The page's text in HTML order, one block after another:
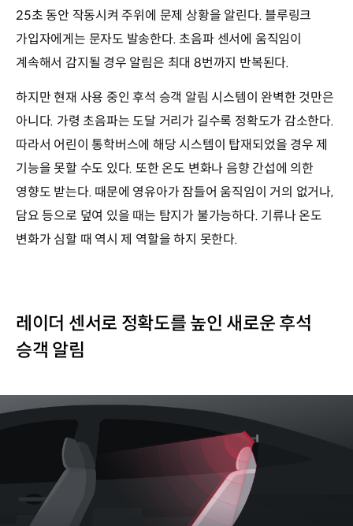
25초 동안 작동시켜 주위에 문제 상황을 알린다. 블루링크
가입자에게는 문자도 발송한다. 초음파 센서에 움직임이
계속해서 감지될 경우 알림은 최대 8번까지 반복된다.
하지만 현재 사용 중인 후석 승객 알림 시스템이 완벽한 것만은
아니다. 가령 초음파는 도달 거리가 길수록 정확도가 감소한다.
따라서 어린이 통학버스에 해당 시스템이 탑재되었을 경우 제
기능을 못할 수도 있다. 또한 온도 변화나 음향 간섭에 의한
영향도 받는다. 때문에 영유아가 잠들어 움직임이 거의 없거나,
담요 등으로 덮여 있을 때는 탐지가 불가능하다. 기류나 온도
변화가 심할 때 역시 제 역할을 하지 못한다.
레이더 센서로 정확도를 높인 새로운 후석
승객 알림